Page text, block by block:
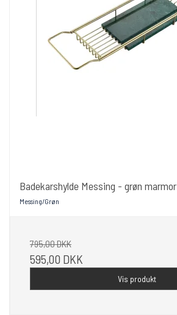
Badekarshylde Messing - grøn marmor
Messing/Grøn
795,00 DKK
595,00 DKK
Vis produkt